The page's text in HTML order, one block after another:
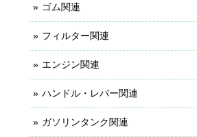
ゴム関連
フィルター関連
エンジン関連
ハンドル・レバー関連
ガソリンタンク関連